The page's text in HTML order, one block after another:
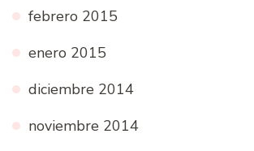
febrero 2015
enero 2015
diciembre 2014
noviembre 2014